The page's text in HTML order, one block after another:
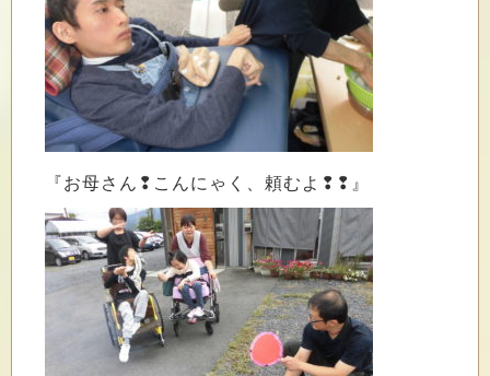
『お母さん❢こんにゃく、頼むよ❢❢』